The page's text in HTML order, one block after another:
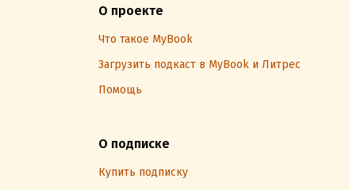
О проекте
Что такое MyBook
Загрузить подкаст в MyBook и Литрес
Помощь
О подписке
Купить подписку